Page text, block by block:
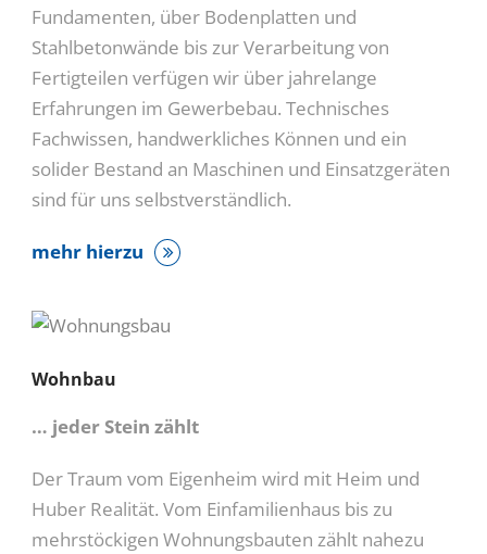
Fundamenten, über Bodenplatten und
Stahlbetonwände bis zur Verarbeitung von
Fertigteilen verfügen wir über jahrelange
Erfahrungen im Gewerbebau. Technisches
Fachwissen, handwerkliches Können und ein
solider Bestand an Maschinen und Einsatzgeräten
sind für uns selbstverständlich.
mehr hierzu
Wohnbau
… jeder Stein zählt
Der Traum vom Eigenheim wird mit Heim und
Huber Realität. Vom Einfamilienhaus bis zu
mehrstöckigen Wohnungsbauten zählt nahezu